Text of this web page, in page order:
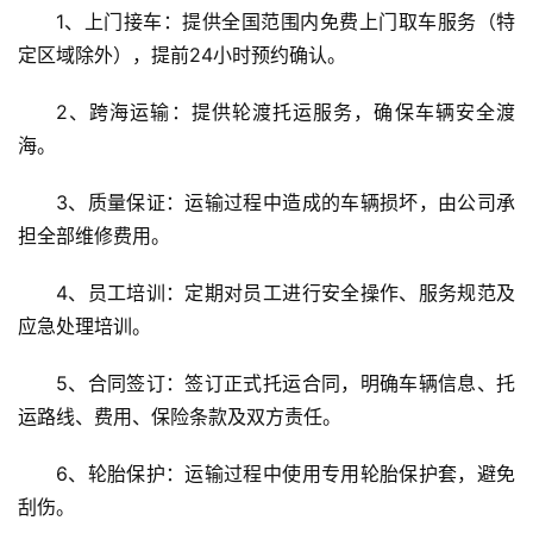
1、上门接车：提供全国范围内免费上门取车服务（特
定区域除外），提前24小时预约确认。
2、跨海运输：提供轮渡托运服务，确保车辆安全渡
海。
3、质量保证：运输过程中造成的车辆损坏，由公司承
担全部维修费用。
4、员工培训：定期对员工进行安全操作、服务规范及
应急处理培训。
5、合同签订：签订正式托运合同，明确车辆信息、托
运路线、费用、保险条款及双方责任。
6、轮胎保护：运输过程中使用专用轮胎保护套，避免
刮伤。